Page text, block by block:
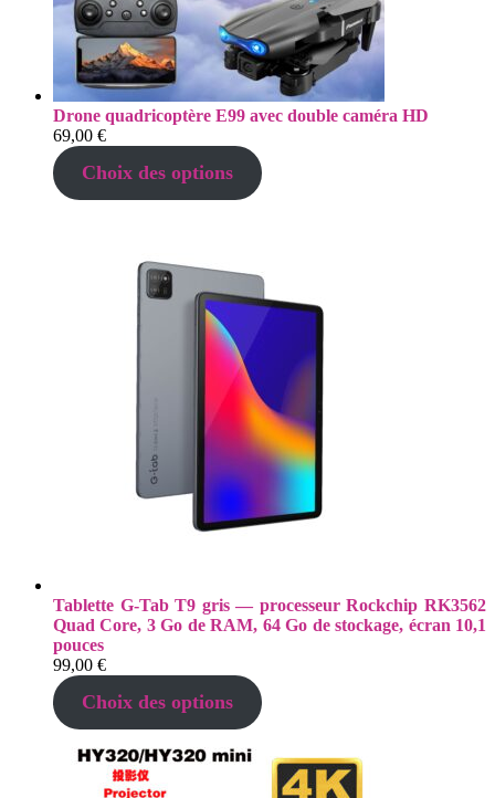
Drone quadricoptère E99 avec double caméra HD
69,00 €
Choix des options
Tablette G-Tab T9 gris — processeur Rockchip RK3562
Quad Core, 3 Go de RAM, 64 Go de stockage, écran 10,1
pouces
99,00 €
Choix des options